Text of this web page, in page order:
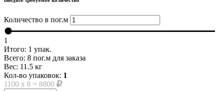
Количество в пог.м
1
Итого: 1 упак.
Всего: 8 пог.м для заказа
Вес: 11.5 кг
Кол-во упаковок: 1
1100 x 8 = 8800